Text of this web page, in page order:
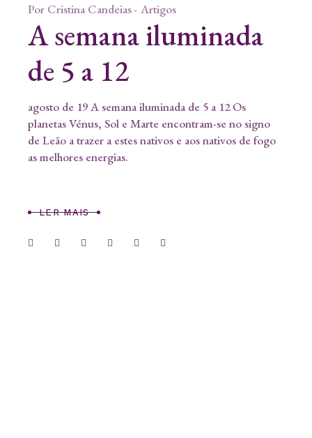
Por Cristina Candeias Artigos
A semana iluminada
de 5 a 12
agosto de 19 A semana iluminada de 5 a 12 Os
planetas Vénus, Sol e Marte encontram-se no signo
de Leão a trazer a estes nativos e aos nativos de fogo
as melhores energias.
LER MAIS